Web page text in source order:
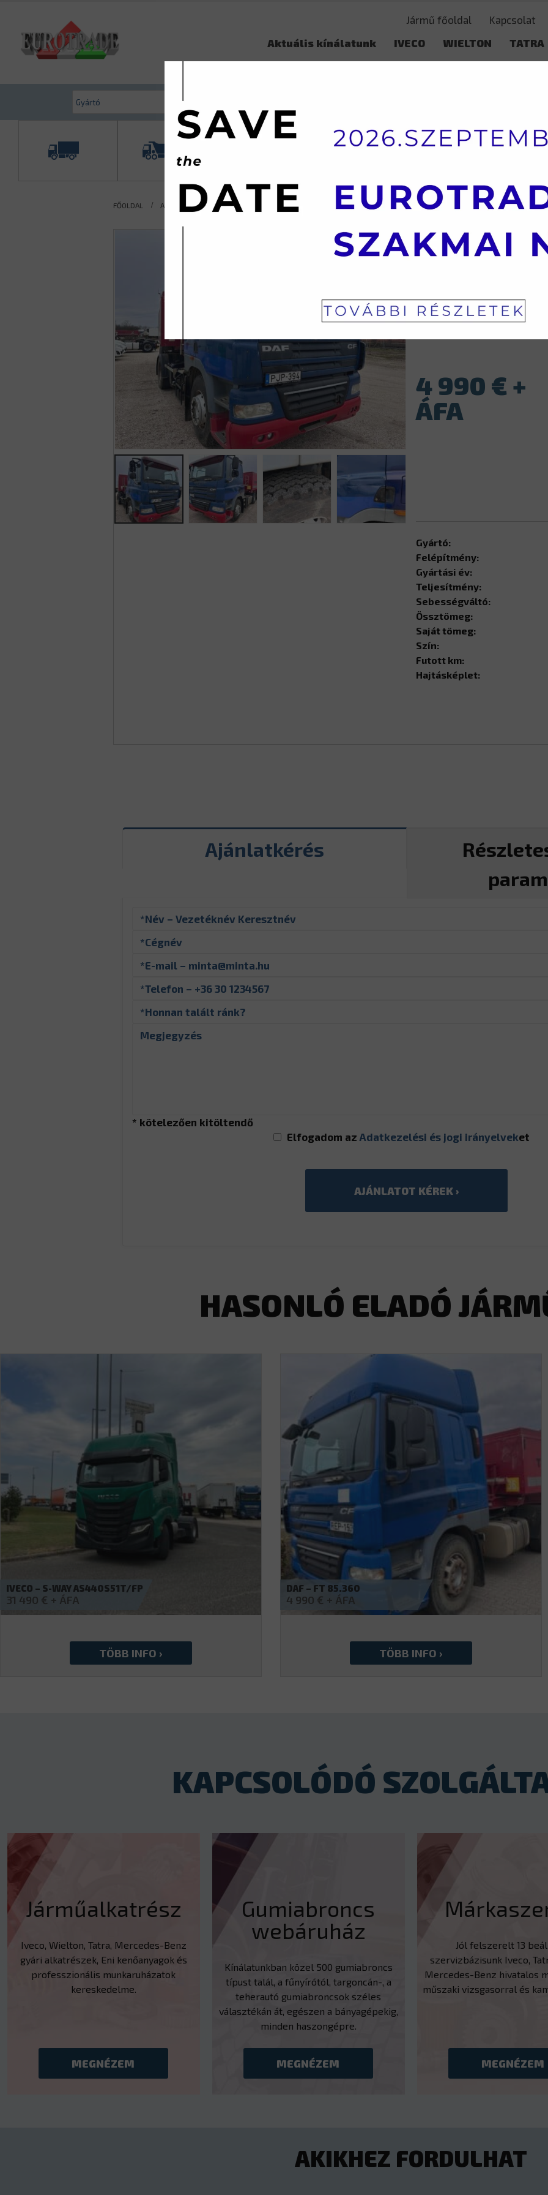
Jármű főoldal
Kapcsolat
Aktuális kínálatunk
IVECO WIELTON
TATRA
FŐOLDAL AKTUÁLIS KÍNÁLATUNK NYERGESVONTATÓ DAF – FT CF 85
DAF – FT
4 990 €
Gyártó:
Felépítmény:
Gyártási év:
Teljesítmény:
Sebességváltó:
Össztömeg:
Saját tömeg:
Szín:
Futott km:
Hajtásképlet:
Ajánlatkérés
* kötelezően kitöltendő
Elfogadom az Adatkezelési és jogi irányelveket
HASONLÓ ELADÓ
DAF – FT 85.360
4 990€
MAN – TGA 18.440
4 990 €
KAPCSOLÓDÓ
Járműalkatrész
Iveco, Wielton, Tatra, Mercedes-Benz
gyári alkatrészek, Eni kenőanyagok és
professzionális munkaruházatok
kereskedelme.
MEGNÉZEM
Gumiabroncs
webáruház
Kínálatunkban közel 500 gumiabroncs
típust talál, a fűnyírótól, targoncán-, a
teherautó gumiabroncsok széles
választékán át, egészen a bányagépekig,
minden haszongépre.
MEGNÉZEM
Jól felszerelt 13
szervizbázisunk Iveco,
Mercedes-Benz hivatalos
műszaki vizsgasorral és
MEGNÉZEM
AKIKHEZ FORDULHAT